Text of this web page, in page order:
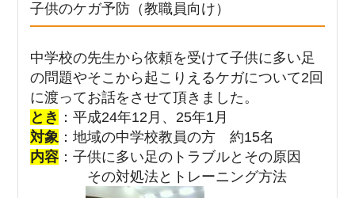
子供のケガ予防（教職員向け）
中学校の先生から依頼を受けて子供に多い足
の問題やそこから起こりえるケガについて2回
に渡ってお話をさせて頂きました。
とき ：平成24年12月、25年1月
対象 ：地域の中学校教員の方 約15名
内容 ：子供に多い足のトラブルとその原因
その対処法とトレーニング方法